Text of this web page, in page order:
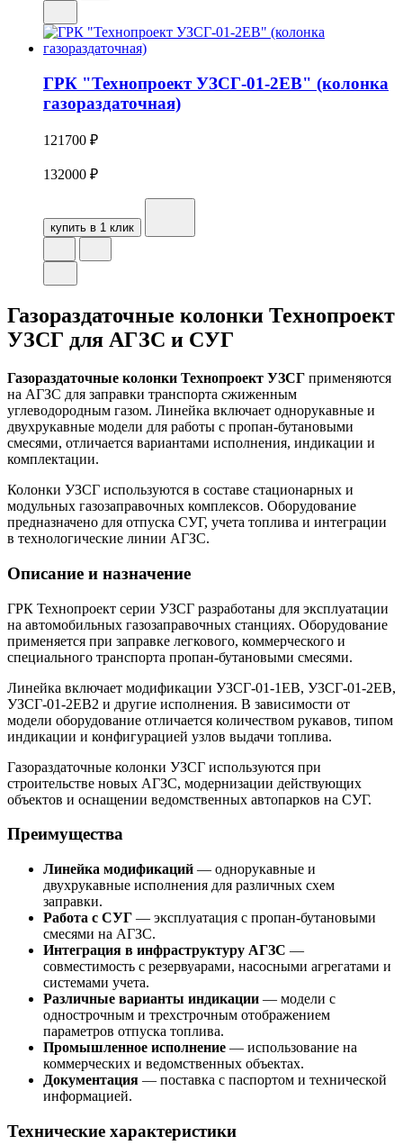
ГРК "Технопроект УЗСГ-01-2ЕВ" (колонка
газораздаточная)
121700 ₽
132000 ₽
купить в 1 клик
Газораздаточные колонки Технопроект
УЗСГ для АГЗС и СУГ
Газораздаточные колонки Технопроект УЗСГ применяются
на АГЗС для заправки транспорта сжиженным
углеводородным газом. Линейка включает однорукавные и
двухрукавные модели для работы с пропан-бутановыми
смесями, отличается вариантами исполнения, индикации и
комплектации.
Колонки УЗСГ используются в составе стационарных и
модульных газозаправочных комплексов. Оборудование
предназначено для отпуска СУГ, учета топлива и интеграции
в технологические линии АГЗС.
Описание и назначение
ГРК Технопроект серии УЗСГ разработаны для эксплуатации
на автомобильных газозаправочных станциях. Оборудование
применяется при заправке легкового, коммерческого и
специального транспорта пропан-бутановыми смесями.
Линейка включает модификации УЗСГ-01-1ЕВ, УЗСГ-01-2ЕВ,
УЗСГ-01-2ЕВ2 и другие исполнения. В зависимости от
модели оборудование отличается количеством рукавов, типом
индикации и конфигурацией узлов выдачи топлива.
Газораздаточные колонки УЗСГ используются при
строительстве новых АГЗС, модернизации действующих
объектов и оснащении ведомственных автопарков на СУГ.
Преимущества
Линейка модификаций — однорукавные и
двухрукавные исполнения для различных схем
заправки.
Работа с СУГ — эксплуатация с пропан-бутановыми
смесями на АГЗС.
Интеграция в инфраструктуру АГЗС —
совместимость с резервуарами, насосными агрегатами и
системами учета.
Различные варианты индикации — модели с
однострочным и трехстрочным отображением
параметров отпуска топлива.
Промышленное исполнение — использование на
коммерческих и ведомственных объектах.
Документация — поставка с паспортом и технической
информацией.
Технические характеристики